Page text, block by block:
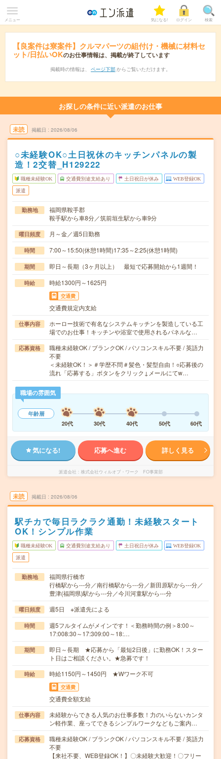
メニュー 気になる! ログイン 検索
【良案件は寮案件】クルマパーツの組付け・機械に材料セ
ット/日払いOKのお仕事情報は、掲載が終了しています
掲載時の情報は、 ページ下部 からご覧いただけます。
お探しの条件に近い派遣のお仕事
未読 掲載日 2026/08/06
○未経験OK○土日祝休のキッチンパネルの製
造！2交替_H129222
職種未経験OK 交通費別途支給あり 土日祝日が休み WEB登録OK
派遣
勤務地
福岡県鞍手郡
鞍手駅から車8分／筑前垣生駅から車9分
曜日頻度 月～金／週5日勤務
時間 7:00～15:50(休憩1時間)17:35～2:25(休憩1時間)
期間 即日～長期（3ヶ月以上） 最短で応募開始から1週間！
時給 時給1300円～1625円
交通費
交通費規定内支給
仕事内容
ホーロー技術で有名なシステムキッチンを製造している工
場でのお仕事！キッチンや浴室で使用されるパネルな…
応募資格
職種未経験OK / ブランクOK / パソコンスキル不要 / 英語力
不要
＜未経験OK！＞＃学歴不問＃髪色・髪型自由！○応募後の
流れ「応募する」ボタンをクリック↓メールにてw…
職場の雰囲気
年齢層
20代
30代 40代 50代 60代
気になる! 応募へ進む 詳しく見る
派遣会社 株式会社ウィルオブ・ワーク FO事業部
未読 掲載日 2026/08/06
駅チカで毎日ラクラク通勤！未経験スタート
OK！シンプル作業
職種未経験OK 交通費別途支給あり 土日祝日が休み WEB登録OK
派遣
勤務地
福岡県行橋市
行橋駅から---分／南行橋駅から---分／新田原駅から---分／
豊津(福岡県)駅から---分／今川河童駅から---分
曜日頻度 週5日 ※派遣先による
時間
週5フルタイムがメインです！＜勤務時間の例＞8:00～
17:008:30～17:309:00～18:…
期間
即日～長期 ★応募から「最短2日後」に勤務OK！スター
ト日はご相談ください。★急募です！
時給 時給1150円～1450円 ★Wワーク不可
交通費
交通費全額支給
仕事内容
未経験からできる人気のお仕事多数！力のいらないカンタ
ン軽作業、座ってできるシンプルワークなどもご案内…
応募資格
職種未経験OK / ブランクOK / パソコンスキル不要 / 英語力
不要
【来社不要、WEB登録OK！】〇未経験大歓迎！〇フリー